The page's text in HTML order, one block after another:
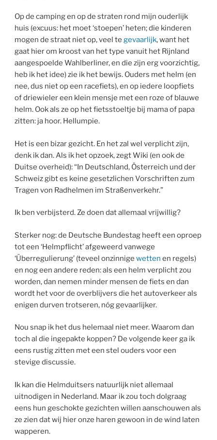
Op de camping en op de straten rond mijn ouderlijk
huis (excuus: het moet ‘stoepen’ heten; die kinderen
mogen de straat niet op, veel te gevaarlijk, want het
gaat hier om kroost van het type vanuit het Rijnland
aangespoelde Wahlberliner, en die zijn erg voorzichtig,
heb ik het idee) zie ik het bewijs. Ouders met helm (en
nee, dus niet op een racefiets), en op iedere loopfiets
of driewieler een klein mensje met een roze of blauwe
helm. Ook als ze op het fietsstoeltje bij mama of papa
zitten: ja hoor. Hellumpie.
Het is een bizar gezicht. En het zal wel verplicht zijn,
denk ik dan. Als ik het opzoek, zegt Wiki (en ook de
Duitse overheid): “In Deutschland, Österreich und der
Schweiz gibt es keine gesetzlichen Vorschriften zum
Tragen von Radhelmen im Straßenverkehr.”
Ik ben verbijsterd. Ze doen dat allemaal vrijwillig?
Sterker nog: de Deutsche Bundestag heeft een oproep
tot een ‘Helmpflicht’ afgeweerd vanwege
‘Überregulierung’ (teveel onzinnige wetten en regels)
en nog een andere reden: als een helm verplicht zou
worden, dan nemen minder mensen de fiets en dan
wordt het voor de overblijvers die het autoverkeer als
enigen durven trotseren, nóg gevaarlijker.
Nou snap ik het dus helemaal niet meer. Waarom dan
toch al die ingepakte koppen? De volgende keer ga ik
eens rustig zitten met een stel ouders voor een
stevige discussie.
Ik kan die Helmduitsers natuurlijk niet allemaal
uitnodigen in Nederland. Maar ik zou toch dolgraag
eens hun geschokte gezichten willen aanschouwen als
ze zien dat wij hier onze haren gewoon in de wind laten
wapperen.